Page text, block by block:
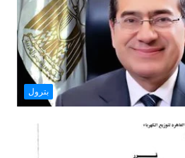
بترول